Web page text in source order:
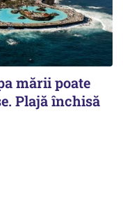
mării poate
Plajă închisă